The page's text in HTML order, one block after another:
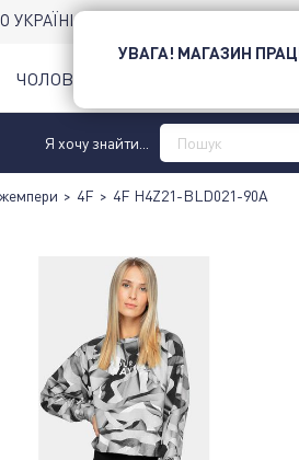
УКРАЇНІ НОВОЮ ПОШТОЮ
ЧОЛОВІКИ
Я хочу знайти...
> 4F > 4F H4Z21-BLD021-90A
УВАГА! МАГАЗИН